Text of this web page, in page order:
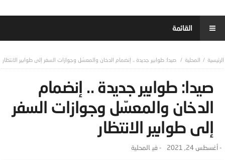
المحلية صيدا: طوابير جديدة .. إنضمام الدخان والمعسّل وجوازات السفر إلى طوابير الانتظار
صيدا: طوابير جديدة .. إنضمام
الدخان والمعسّل وجوازات السفر
إلى طوابير الانتظار
-أغسطس 24, 2021 - ‎في المحلية